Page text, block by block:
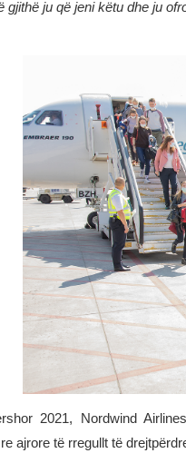
gjithë ju që jeni këtu dhe ju
2021, Nordwind
ajrore të rregullt të